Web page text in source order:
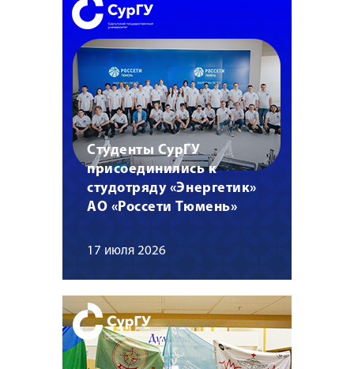
Студенты СурГУ
присоединились к
студотряду «Энергетик»
АО «Россети Тюмень»
17 июля 2026